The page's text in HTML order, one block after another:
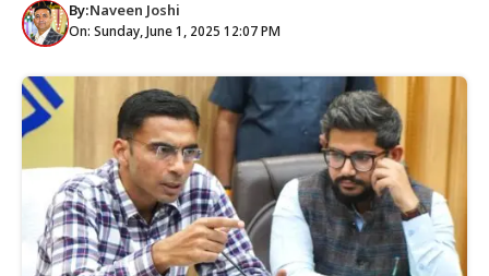
By:Naveen Joshi
On: Sunday, June 1, 2025 12:07 PM